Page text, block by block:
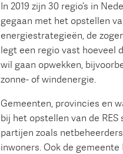
In 2019 zijn 30 regio’s in
gegaan met het opstellen
energiestrategieën, de
legt een regio vast hoeveel
wil gaan opwekken,
zonne- of windenergie.
Gemeenten, provincies en
bij het opstellen van de
partijen zoals
inwoners. Ook de